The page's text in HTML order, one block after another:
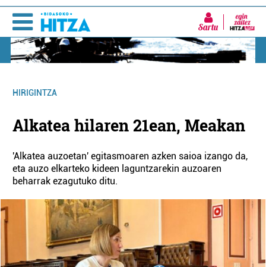
Sartu
HIRIGINTZA
Alkatea hilaren 21ean, Meakan
'Alkatea auzoetan' egitasmoaren azken saioa izango da,
eta auzo elkarteko kideen laguntzarekin auzoaren
beharrak ezagutuko ditu.